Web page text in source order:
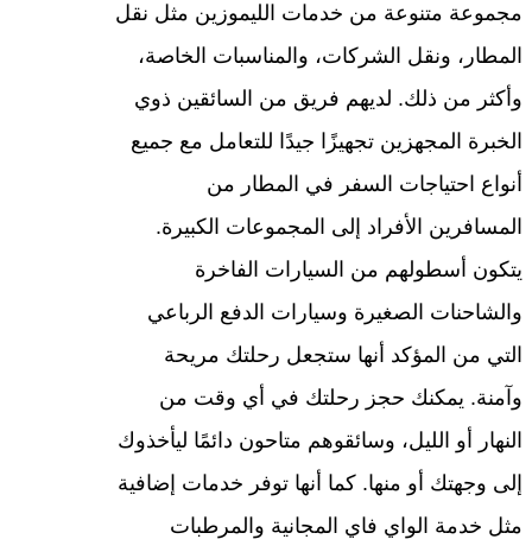
مجموعة متنوعة من خدمات الليموزين مثل نقل
المطار، ونقل الشركات، والمناسبات الخاصة،
وأكثر من ذلك. لديهم فريق من السائقين ذوي
الخبرة المجهزين تجهيزًا جيدًا للتعامل مع جميع
أنواع احتياجات السفر في المطار من
المسافرين الأفراد إلى المجموعات الكبيرة.
يتكون أسطولهم من السيارات الفاخرة
والشاحنات الصغيرة وسيارات الدفع الرباعي
التي من المؤكد أنها ستجعل رحلتك مريحة
وآمنة. يمكنك حجز رحلتك في أي وقت من
النهار أو الليل، وسائقوهم متاحون دائمًا ليأخذوك
إلى وجهتك أو منها. كما أنها توفر خدمات إضافية
مثل خدمة الواي فاي المجانية والمرطبات